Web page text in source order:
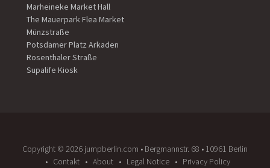
Marheineke Market Hall
The Mauerpark Flea Market
Münzstraße
Potsdamer Platz Arkaden
Rosenthaler Straße
Supalife Kiosk
Copyright ©️ 2026 jumpberlin.com • Bergmannstr. 68 • 10961 Berlin
Contakt
About Legal Notice Privacy Policy